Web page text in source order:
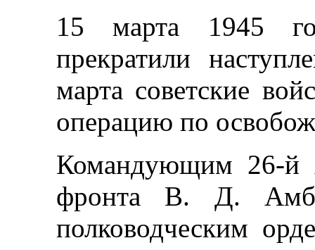
15 марта 1945
прекратили
марта советские
операцию по
Командующим 26-й
фронта В. Д.
полководческим